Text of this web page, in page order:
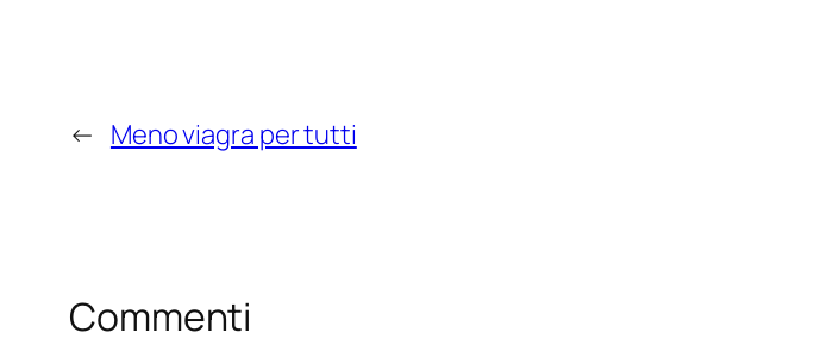
← Meno viagra per tutti
Commenti